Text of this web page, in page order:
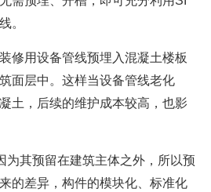
。
修用设备管线预埋入混凝土楼板
面层中。这样当设备管线老化
土，后续的维护成本较高，也影
为其预留在建筑主体之外，所以预
的差异，构件的模块化、标准化